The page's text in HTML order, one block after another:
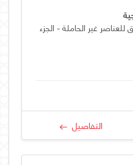
للعناصر غير الحاملة - الجزء
التفاصيل